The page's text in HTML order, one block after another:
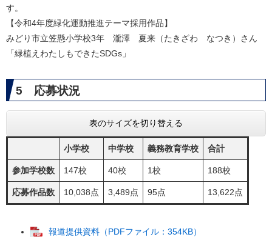
す。
【令和4年度緑化運動推進テーマ採用作品】
みどり市立笠懸小学校3年 瀧澤 夏来（たきざわ なつき）さん
「緑植えわたしもできたSDGs」
5 応募状況
表のサイズを切り替える
小学校 中学校 義務教育学校 合計
参加学校数 147校 40校 1校 188校
応募作品数 10,038点 3,489点 95点 13,622点
報道提供資料（PDFファイル：354KB）